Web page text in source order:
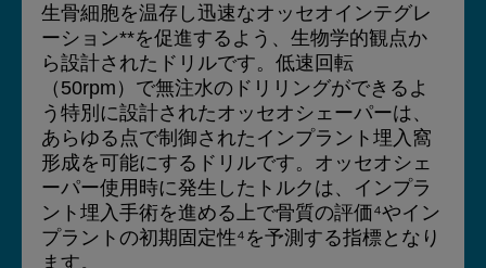
生骨細胞を温存し迅速なオッセオインテグレ
ーション**を促進するよう、生物学的観点か
ら設計されたドリルです。低速回転
（50rpm）で無注水のドリリングができるよ
う特別に設計されたオッセオシェーパーは、
あらゆる点で制御されたインプラント埋入窩
形成を可能にするドリルです。オッセオシェ
ーパー使用時に発生したトルクは、インプラ
ント埋入手術を進める上で骨質の評価⁴やイン
プラントの初期固定性⁴を予測する指標となり
ます。